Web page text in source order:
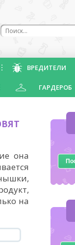
ВРЕДИТЕЛИ
ГАРДЕРОБ
она
на